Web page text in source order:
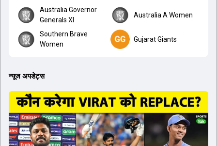
Australia Governor
Generals XI
Australia A Women
Southern Brave
Women
Gujarat Giants
न्यूज अपडेट्स